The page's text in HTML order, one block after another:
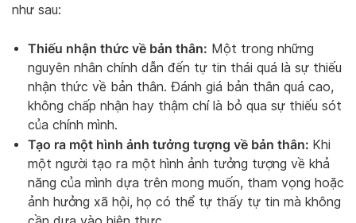
như sau:
Thiếu nhận thức về bản thân: Một trong những
nguyên nhân chính dẫn đến tự tin thái quá là sự thiếu
nhận thức về bản thân. Đánh giá bản thân quá cao,
không chấp nhận hay thậm chí là bỏ qua sự thiếu sót
của chính mình.
Tạo ra một hình ảnh tưởng tượng về bản thân: Khi
một người tạo ra một hình ảnh tưởng tượng về khả
năng của mình dựa trên mong muốn, tham vọng hoặc
ảnh hưởng xã hội, họ có thể tự thấy tự tin mà không